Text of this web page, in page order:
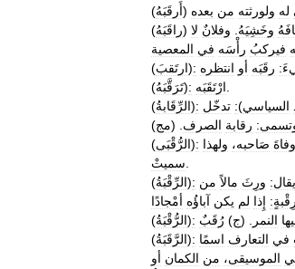
(أَرقَبَهُ) له ولورثته من بعده
(راقَبَهُ) وخَشِيَهُ وفلانٌ لا
فيركبُ رأْسَه في المعصية
(ارتَقبَ): رقَبَه أو انتظره
(تَرَقَّبَهُ): ارْتَقَبَه
(الرِّقَابةُ): السياسي)
: تدخّل
رقابة الصرف . (مج
(الرُّقْبَى): وفاةَ صَاحبه، ولهذا
سميتْ
(الرِّقْبَةُ): ورِثَ مالاً من
رِقْبةٍ: إِذا لم يكن آباؤُه أمْجادًا
(الرُّقْبَةُ): النمر . (ج) رُقَبٌ
(الرَّقَبَةُ): في التعارف اسمًا
الموسيقى، من الكمان أو